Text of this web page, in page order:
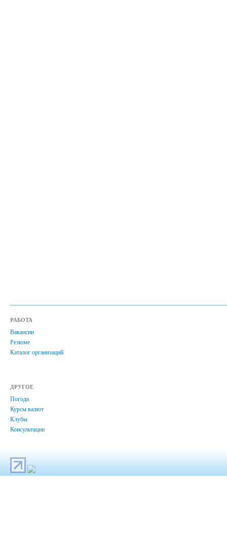
РАБОТА
Вакансии
Резюме
Каталог организаций
ДРУГОЕ
Погода
Курсы валют
Клубы
Консультации